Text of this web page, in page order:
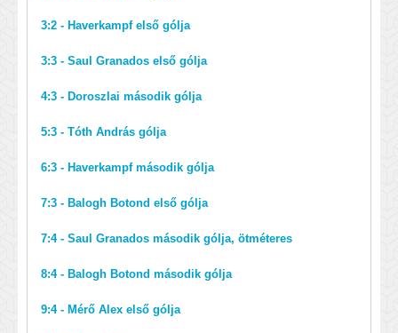
3:2 - Haverkampf első gólja
3:3 - Saul Granados első gólja
4:3 - Doroszlai második gólja
5:3 - Tóth András gólja
6:3 - Haverkampf második gólja
7:3 - Balogh Botond első gólja
7:4 - Saul Granados második gólja, ötméteres
8:4 - Balogh Botond második gólja
9:4 - Mérő Alex első gólja